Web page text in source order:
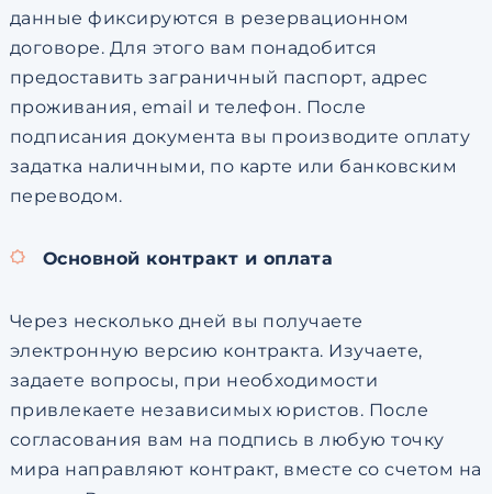
данные фиксируются в резервационном
договоре. Для этого вам понадобится
предоставить заграничный паспорт, адрес
проживания, email и телефон. После
подписания документа вы производите оплату
задатка наличными, по карте или банковским
переводом.
Основной контракт и оплата
Через несколько дней вы получаете
электронную версию контракта. Изучаете,
задаете вопросы, при необходимости
привлекаете независимых юристов. После
согласования вам на подпись в любую точку
мира направляют контракт, вместе со счетом на